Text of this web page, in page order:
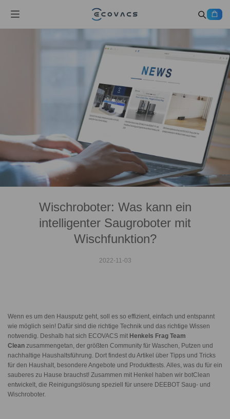
Wischroboter: Was kann ein
intelligenter Saugroboter mit
Wischfunktion?
2022-11-03
Wenn es um den Hausputz geht, soll es so effizient, einfach und entspannt
wie möglich sein! Dafür sind die richtige Technik und das richtige Wissen
notwendig. Deshalb hat sich ECOVACS mit Henkels Frag Team
Clean zusammengetan, der größten Community für Waschen, Putzen und
nachhaltige Haushaltsführung. Dort findest du Artikel über Tipps und Tricks
für den Haushalt, besondere Angebote und Produkttests. Alles, was du für ein
sauberes zu Hause brauchst! Zusammen mit Henkel haben wir botClean
entwickelt, die Reinigungslösung speziell für unsere DEEBOT Saug- und
Wischroboter.